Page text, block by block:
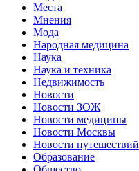
Места
Мнения
Мода
Народная медицина
Наука
Наука и техника
Недвижимость
Новости
Новости ЗОЖ
Новости медицины
Новости Москвы
Новости путешествий
Образование